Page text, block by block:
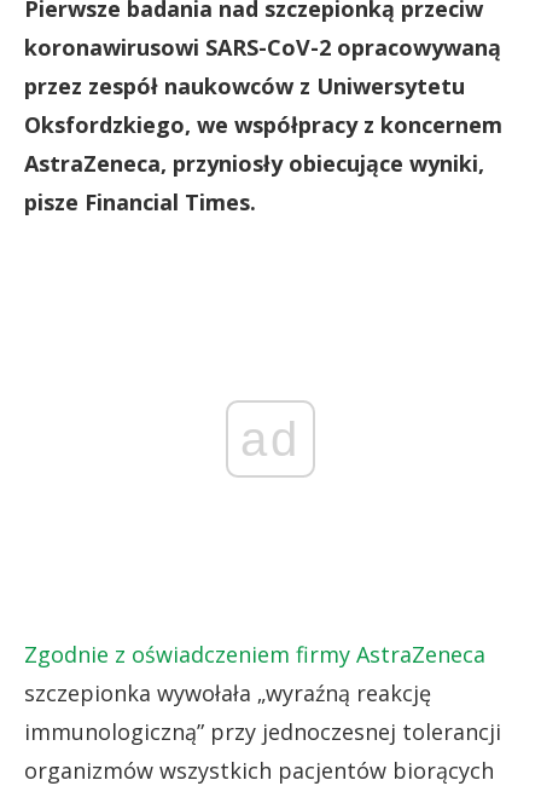
Pierwsze badania nad szczepionką przeciw
koronawirusowi SARS-CoV-2 opracowywaną
przez zespół naukowców z Uniwersytetu
Oksfordzkiego, we współpracy z koncernem
AstraZeneca, przyniosły obiecujące wyniki,
pisze Financial Times.
ad
Zgodnie z oświadczeniem firmy AstraZeneca
szczepionka wywołała „wyraźną reakcję
immunologiczną” przy jednoczesnej tolerancji
organizmów wszystkich pacjentów biorących